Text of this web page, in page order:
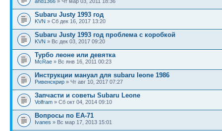
Subaru Justy 1993 год
KVN » Сб дек 16, 2017 13:20
Subaru Justy 1993 год проблема с коробкой
KVN » Вс дек 03, 2017 09:20
Турбо леоне или девятка
McRae » Вс янв 16, 2011 00:23
Инструкции мануал для subaru leone 1986
Ривенскрир » Чт авг 10, 2017 07:27
Запчасти и советы Subaru Leone
Volfram » Сб окт 04, 2014 09:10
Вопросы по ЕА-71
Ivanes » Вс мар 17, 2013 15:01